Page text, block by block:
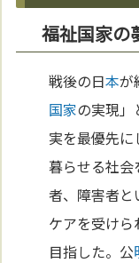
福祉国家の
戦後の日本が
国家の実現」
実を最優先
暮らせる社会
者、障害者と
ケアを受け
目指した。公